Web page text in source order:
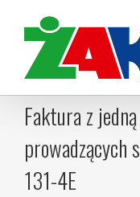
content
Faktura z
prowadzących
131-4E